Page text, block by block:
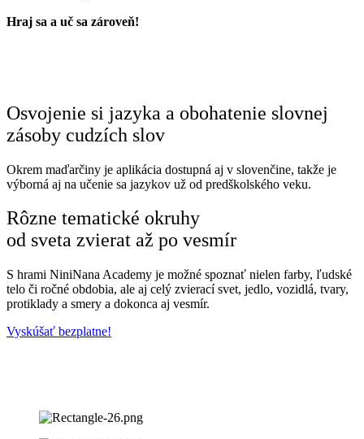
Hraj sa a uč sa zároveň!
Osvojenie si jazyka a obohatenie slovnej
zásoby cudzích slov
Okrem maďarčiny je aplikácia dostupná aj v slovenčine, takže je
výborná aj na učenie sa jazykov už od predškolského veku.
Rôzne tematické okruhy
od sveta zvierat až po vesmír
S hrami NiniNana Academy je možné spoznať nielen farby, ľudské
telo či ročné obdobia, ale aj celý zvierací svet, jedlo, vozidlá, tvary,
protiklady a smery a dokonca aj vesmír.
Vyskúšať bezplatne!